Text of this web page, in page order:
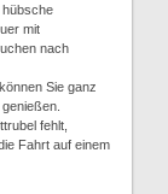
hübsche
mit
nach
Sie ganz
fehlt,
Fahrt auf einem